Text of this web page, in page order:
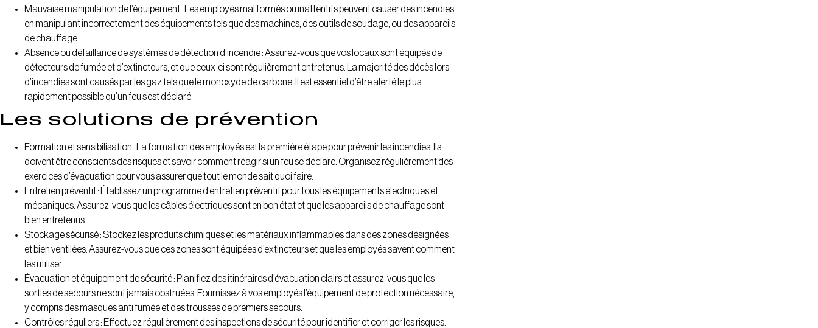
Mauvaise manipulation de l’équipement : Les employés mal formés ou inattentifs peuvent causer des incendies
en manipulant incorrectement des équipements tels que des machines, des outils de soudage, ou des appareils
de chauffage.
Absence ou défaillance de systèmes de détection d’incendie : Assurez-vous que vos locaux sont équipés de
détecteurs de fumée et d’extincteurs, et que ceux-ci sont régulièrement entretenus. La majorité des décès lors
d’incendies sont causés par les gaz tels que le monoxyde de carbone. Il est essentiel d’être alerté le plus
rapidement possible qu’un feu s’est déclaré.
Les solutions de prévention
Formation et sensibilisation : La formation des employés est la première étape pour prévenir les incendies. Ils
doivent être conscients des risques et savoir comment réagir si un feu se déclare. Organisez régulièrement des
exercices d’évacuation pour vous assurer que tout le monde sait quoi faire.
Entretien préventif : Établissez un programme d’entretien préventif pour tous les équipements électriques et
mécaniques. Assurez-vous que les câbles électriques sont en bon état et que les appareils de chauffage sont
bien entretenus.
Stockage sécurisé : Stockez les produits chimiques et les matériaux inflammables dans des zones désignées
et bien ventilées. Assurez-vous que ces zones sont équipées d’extincteurs et que les employés savent comment
les utiliser.
Évacuation et équipement de sécurité : Planifiez des itinéraires d’évacuation clairs et assurez-vous que les
sorties de secours ne sont jamais obstruées. Fournissez à vos employés l’équipement de protection nécessaire,
y compris des masques anti fumée et des trousses de premiers secours.
Contrôles réguliers : Effectuez régulièrement des inspections de sécurité pour identifier et corriger les risques.